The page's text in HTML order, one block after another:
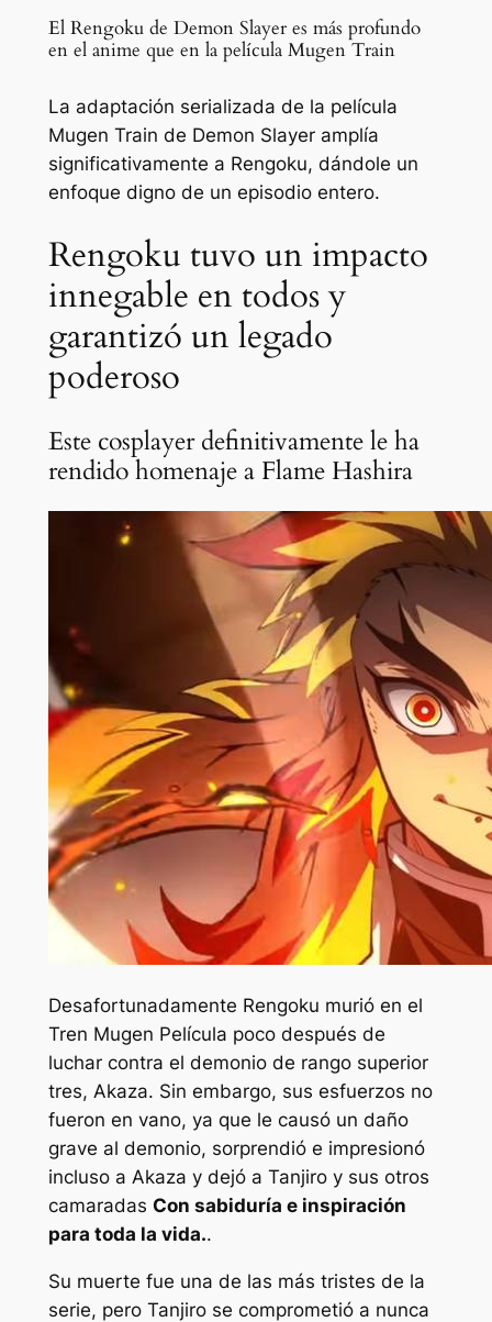
El Rengoku de Demon Slayer es más profundo
en el anime que en la película Mugen Train
La adaptación serializada de la película
Mugen Train de Demon Slayer amplía
significativamente a Rengoku, dándole un
enfoque digno de un episodio entero.
Rengoku tuvo un impacto
innegable en todos y
garantizó un legado
poderoso
Este cosplayer definitivamente le ha
rendido homenaje a Flame Hashira
Desafortunadamente Rengoku murió en el
Tren Mugen Película poco después de
luchar contra el demonio de rango superior
tres, Akaza. Sin embargo, sus esfuerzos no
fueron en vano, ya que le causó un daño
grave al demonio, sorprendió e impresionó
incluso a Akaza y dejó a Tanjiro y sus otros
camaradas Con sabiduría e inspiración
para toda la vida..
Su muerte fue una de las más tristes de la
serie, pero Tanjiro se comprometió a nunca